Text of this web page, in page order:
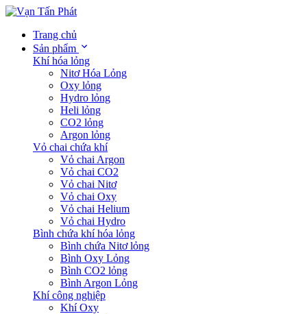
Trang chủ
Sản phẩm
Khí hóa lỏng
Nitơ Hóa Lỏng
Oxy lỏng
Hydro lỏng
Heli lỏng
CO2 lỏng
Argon lỏng
Vỏ chai chứa khí
Vỏ chai Argon
Vỏ chai CO2
Vỏ chai Nitơ
Vỏ chai Oxy
Vỏ chai Helium
Vỏ chai Hydro
Bình chứa khí hóa lỏng
Bình chứa Nitơ lỏng
Bình Oxy Lỏng
Bình CO2 lỏng
Bình Argon Lỏng
Khí công nghiệp
Khí Oxy